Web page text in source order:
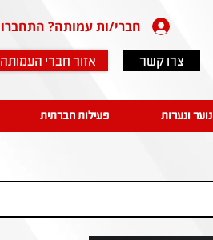
חברי/ות עמותה? התחברו
אזור חברי העמותה צרו קשר
נוער ונערות פעילות חברתית